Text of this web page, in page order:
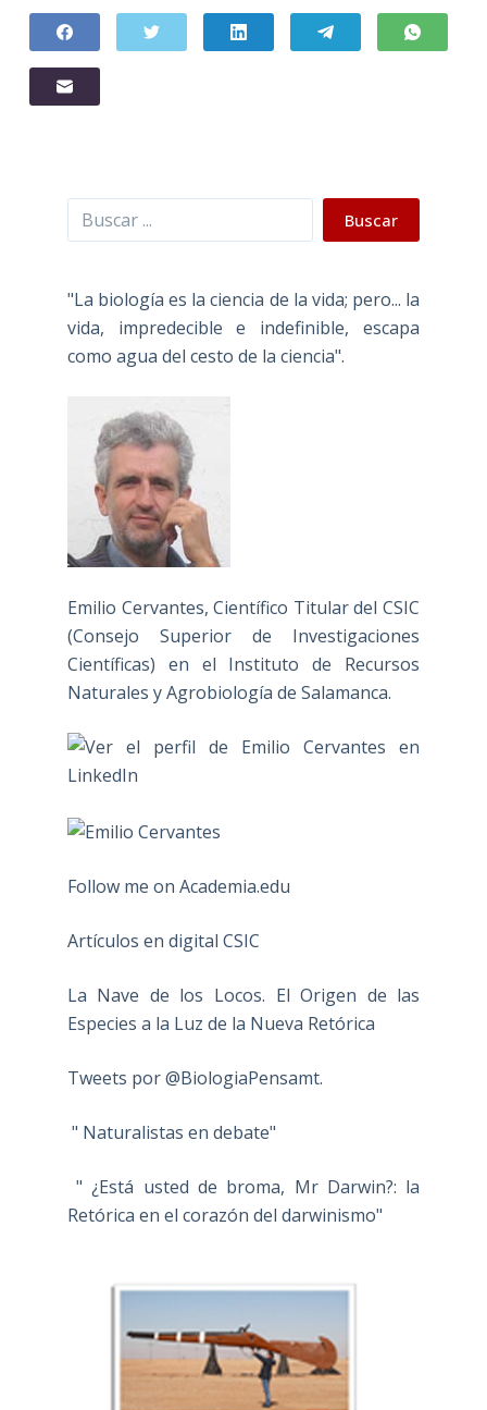
Buscar Buscar
"La biología es la ciencia de la vida; pero... la
vida, impredecible e indefinible, escapa
como agua del cesto de la ciencia".
Emilio Cervantes, Científico Titular del CSIC
(Consejo Superior de Investigaciones
Científicas) en el Instituto de Recursos
Naturales y Agrobiología de Salamanca.
Follow me on Academia.edu
Artículos en digital CSIC
La Nave de los Locos. El Origen de las
Especies a la Luz de la Nueva Retórica
Tweets por @BiologiaPensamt.
" Naturalistas en debate"
" ¿Está usted de broma, Mr Darwin?: la
Retórica en el corazón del darwinismo"